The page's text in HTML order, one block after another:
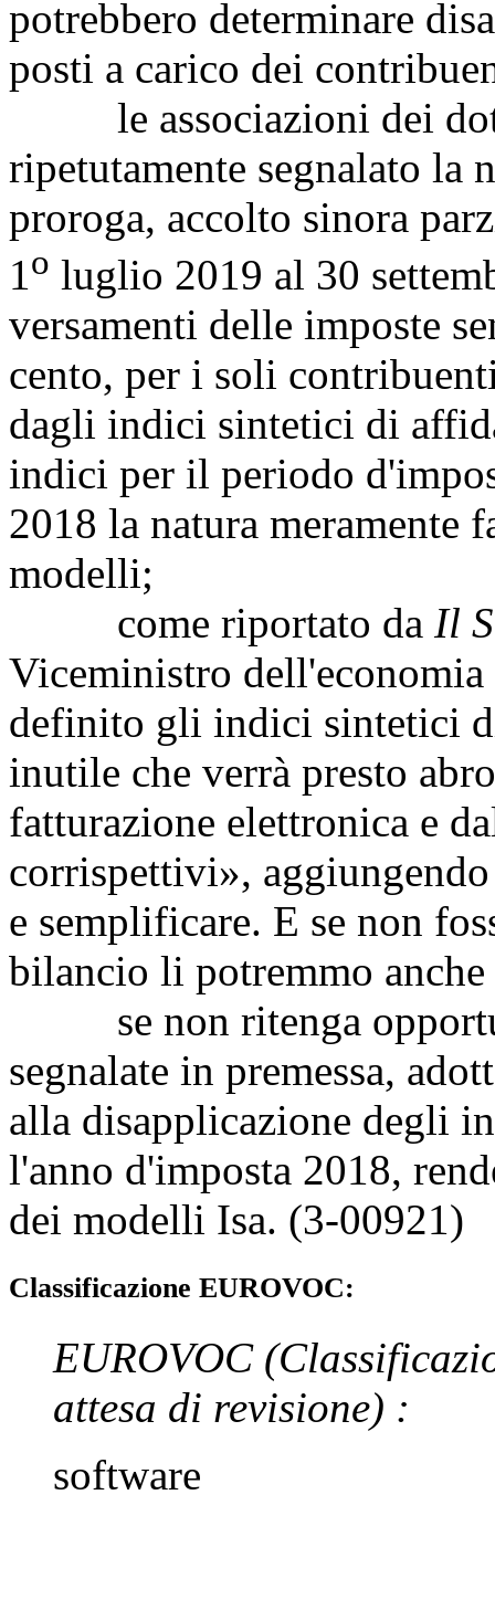
potrebbero determinare
posti a carico dei
le associazioni dei
ripetutamente segnalato la
proroga, accolto sinora
1 o luglio 2019 al 30
versamenti delle imposte
cento, per i soli
dagli indici sintetici di
indici per il periodo
2018 la natura meramente
modelli;
come riportato da Il
Viceministro
definito gli indici sintetici
inutile che verrà presto
fatturazione elettronica e
corrispettivi»,
e semplificare. E se non
bilancio li potremmo
se non ritenga
segnalate in premessa,
alla disapplicazione degli
l'anno d'imposta 2018,
dei modelli Isa. (3-00921)
Classificazione EUROVOC:
EUROVOC
attesa di revisione) :
software